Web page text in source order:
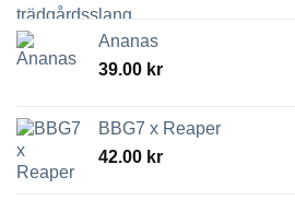
Ananas
39.00 kr
BBG7 x Reaper
42.00 kr